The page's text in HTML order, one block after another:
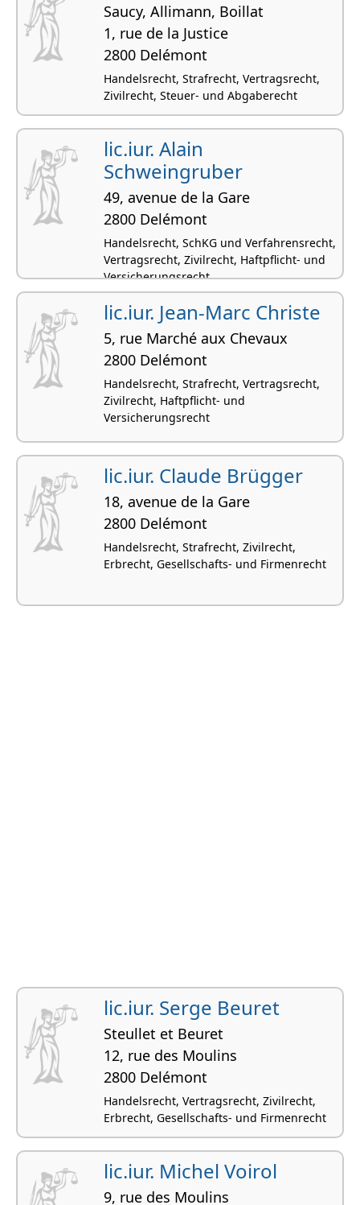
Saucy, Allimann, Boillat
1, rue de la Justice
2800 Delémont
Handelsrecht, Strafrecht, Vertragsrecht,
Zivilrecht, Steuer- und Abgaberecht
lic.iur. Alain
Schweingruber
49, avenue de la Gare
2800 Delémont
Handelsrecht, SchKG und Verfahrensrecht,
Vertragsrecht, Zivilrecht, Haftpflicht- und
Versicherungsrecht
lic.iur. Jean-Marc Christe
5, rue Marché aux Chevaux
2800 Delémont
Handelsrecht, Strafrecht, Vertragsrecht,
Zivilrecht, Haftpflicht- und
Versicherungsrecht
lic.iur. Claude Brügger
18, avenue de la Gare
2800 Delémont
Handelsrecht, Strafrecht, Zivilrecht,
Erbrecht, Gesellschafts- und Firmenrecht
lic.iur. Serge Beuret
Steullet et Beuret
12, rue des Moulins
2800 Delémont
Handelsrecht, Vertragsrecht, Zivilrecht,
Erbrecht, Gesellschafts- und Firmenrecht
lic.iur. Michel Voirol
9, rue des Moulins